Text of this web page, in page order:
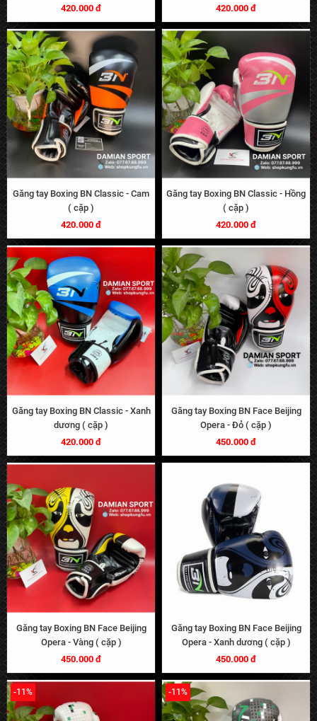
420.000 đ 420.000 đ
Găng tay Boxing BN Classic - Cam
( cặp )
420.000 đ
Găng tay Boxing BN Classic - Hồng
( cặp )
420.000 đ
Găng tay Boxing BN Classic - Xanh
dương ( cặp )
420.000 đ
Găng tay Boxing BN Face Beijing
Opera - Đỏ ( cặp )
450.000 đ
Găng tay Boxing BN Face Beijing
Opera - Vàng ( cặp )
450.000 đ
Găng tay Boxing BN Face Beijing
Opera - Xanh dương ( cặp )
450.000 đ
-11% -11%